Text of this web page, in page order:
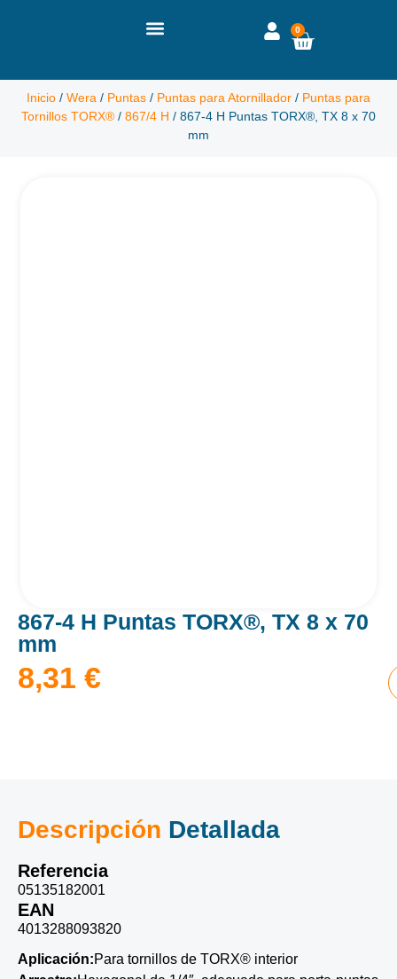
0
Inicio / Wera / Puntas / Puntas para Atornillador / Puntas para
Tornillos TORX® / 867/4 H / 867-4 H Puntas TORX®, TX 8 x 70
mm
867-4 H Puntas TORX®, TX 8 x 70
mm
8,31 €
Descripción Detallada
Referencia
05135182001
EAN
4013288093820
Aplicación:Para tornillos de TORX® interior